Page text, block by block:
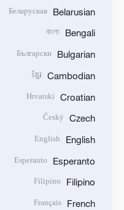
Belarusian
Беларуская
Bengali
বাংলা
Bulgarian
Български
Cambodian
ខ្មែរ
Croatian
Hrvatski
Czech
Český
English
English
Esperanto
Esperanto
Filipino
Filipino
French
Français